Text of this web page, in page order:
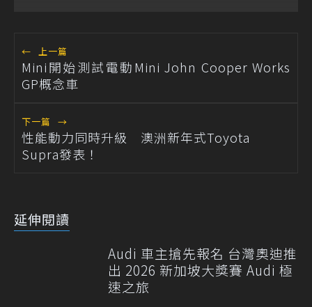
← 上一篇
Mini開始測試電動Mini John Cooper Works
GP概念車
下一篇 →
性能動力同時升級 澳洲新年式Toyota
Supra發表！
延伸閱讀
Audi 車主搶先報名 台灣奧迪推
出 2026 新加坡大獎賽 Audi 極
速之旅